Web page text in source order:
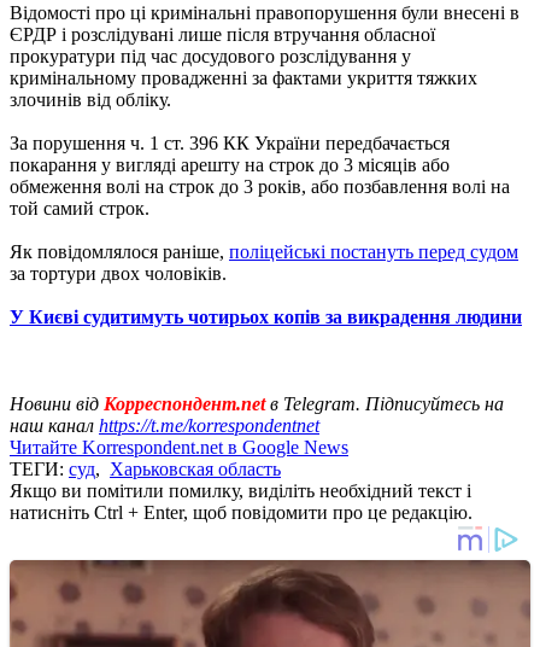
Відомості про ці кримінальні правопорушення були внесені в
ЄРДР і розслідувані лише після втручання обласної
прокуратури під час досудового розслідування у
кримінальному провадженні за фактами укриття тяжких
злочинів від обліку.
За порушення ч. 1 ст. 396 КК України передбачається
покарання у вигляді арешту на строк до 3 місяців або
обмеження волі на строк до 3 років, або позбавлення волі на
той самий строк.
Як повідомлялося раніше, поліцейські постануть перед судом
за тортури двох чоловіків.
У Києві судитимуть чотирьох копів за викрадення людини
Новини від Корреспондент.netв Telegram. Підписуйтесь на
наш канал https://t.me/korrespondentnet
Читайте Korrespondent.net в Google News
ТЕГИ: суд, Харьковская область
Якщо ви помітили помилку, виділіть необхідний текст і
натисніть Ctrl + Enter, щоб повідомити про це редакцію.